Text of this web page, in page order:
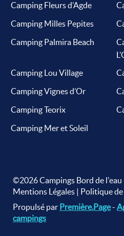
Camping Fleurs d’Agde
Camping Milles Pepites
Camping Palmira Beach
Camping Lou Village
Camping Vignes d’Or
Camping Teorix
Camping Mer et Soleil
©2026 Campings Bord de l'eau
Mentions Légales| Politique
Propulsé par Première.Page-
campings